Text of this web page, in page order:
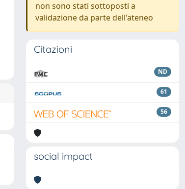
non sono stati sottoposti a
validazione da parte dell'ateneo
Citazioni
ND
61
56
social impact